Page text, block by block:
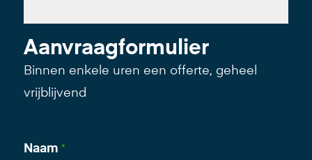
Aanvraagformulier
Binnen enkele uren een offerte, geheel
vrijblijvend
Naam *